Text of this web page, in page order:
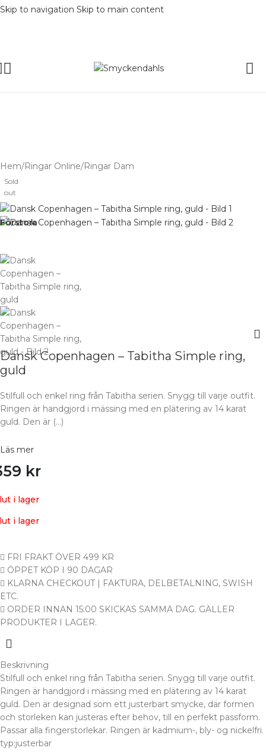
Skip to navigation Skip to main content
Hem/Ringar Online/Ringar Dam
Sold
out
Förstora
Dansk Copenhagen – Tabitha Simple ring,
guld
Stilfull och enkel ring från Tabitha serien. Snygg till varje outfit.
Ringen är handgjord i mässing med en plätering av 14 karat
guld. Den är (…)
Läs mer
kr
i lager
i lager
FRI FRAKT ÖVER 499 KR
ÖPPET KÖP I 90 DAGAR
KLARNA CHECKOUT | FAKTURA, DELBETALNING, SWISH
ETC.
ORDER INNAN 15:00 SKICKAS SAMMA DAG. GÄLLER
PRODUKTER I LAGER.
Beskrivning
Stilfull och enkel ring från Tabitha serien. Snygg till varje outfit.
Ringen är handgjord i mässing med en plätering av 14 karat
guld. Den är designad som ett justerbart smycke, där formen
och storleken kan justeras efter behov, till en perfekt passform.
Passar alla fingerstorlekar. Ringen är kadmium-, bly- og nickelfri.
typ:justerbar